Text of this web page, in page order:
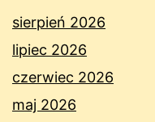
sierpień 2026
lipiec 2026
czerwiec 2026
maj 2026